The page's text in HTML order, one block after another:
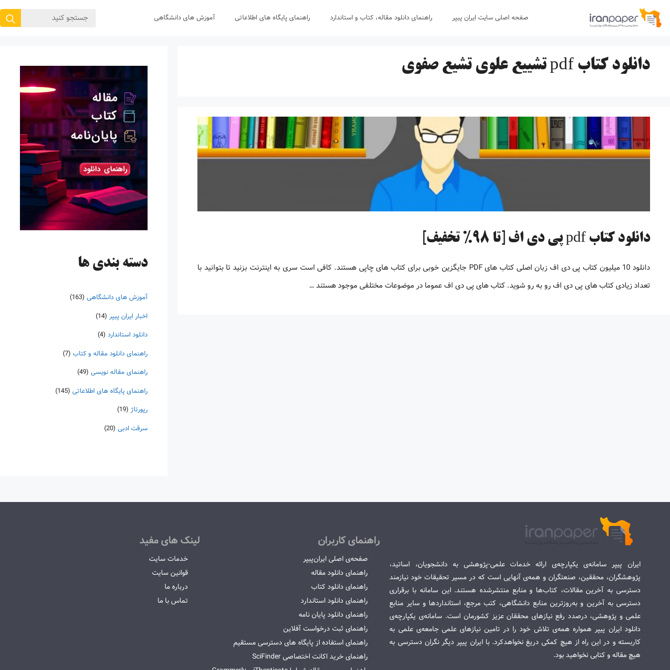
پرش
صفحه اصلی سایت ایران پیپر راهنمای دانلود مقاله، کتاب و استاندارد راهنمای پایگاه های اطلاعاتی آموزش های دانشگاهی
جستجوی
دانلود کتاب pdf تشییع علوی تشیع صفوی
دانلود کتاب pdf پی دی اف [تا 98% تخفیف]
دانلود 10 میلیون کتاب پی دی اف زبان اصلی کتاب های PDF جایگزین خوبی برای کتاب های چاپی هستند. کافی است سری به اینترنت بزنید تا بتوانید با
تعداد زیادی کتاب های پی دی اف رو به رو شوید. کتاب های پی دی اف عموما در موضوعات مختلفی موجود هستند …
دسته‌ بندی ها
آموزش های دانشگاهی (163)
اخبار ایران پیپر (14)
دانلود استاندارد (4)
راهنمای دانلود مقاله و کتاب (7)
راهنمای مقاله نویسی (49)
راهنمای پایگاه های اطلاعاتی (145)
رپورتاژ (19)
سرقت ادبی (20)
ایران پیپر سامانه‌ی یکپارچه‌ی ارائه خدمات علمی-پژوهشی به دانشجویان، اساتید،
پژوهشگران، محققین، صنعتگران و همه‌ی آنهایی است که در مسیر تحقیقات خود نیازمند
دسترسی به آخرین مقالات، کتاب‌ها و منابع منتشرشده هستند. این سامانه با برقراری
دسترسی به آخرین و به‌روزترین منابع دانشگاهی، کتب مرجع، استانداردها و سایر منابع
علمی و پژوهشی، درصدد رفع نیازهای محققان عزیز کشورمان است. سامانه‌ی یکپارچه‌ی
دانلود ایران پیپر همواره همه‌ی تلاش خود را در تامین نیازهای علمی جامعه‌ی علمی به
کاربسته و در این راه از هیچ کمکی دریغ نخواهدکرد. با ایران پیپر دیگر نگران دسترسی به
هیچ مقاله و کتابی نخواهید بود.
راهنمای کاربران
صفحه‌ی اصلی ایران‌پیپر
راهنمای دانلود مقاله
راهنمای دانلود کتاب
راهنمای دانلود استاندارد
راهنمای دانلود پایان نامه
راهنمای ثبت درخواست آفلاین
راهنمای استفاده از پایگاه های دسترسی مستقیم
راهنمای خرید اکانت اختصاصی SciFinder
لینک های مفید
خدمات سایت
قوانین سایت
درباره ما
تماس با ما